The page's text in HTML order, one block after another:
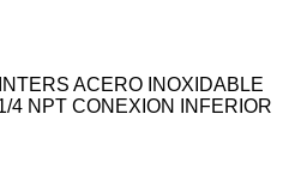
ACERO INOXIDABLE
4 NPT CONEXION INFERIOR